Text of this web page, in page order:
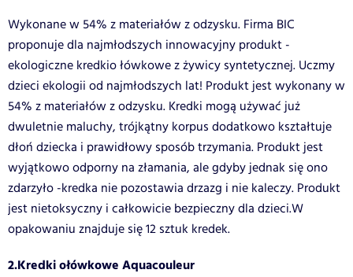
Wykonane w 54% z materiałów z odzysku. Firma BIC
proponuje dla najmłodszych innowacyjny produkt -
ekologiczne kredkio łówkowe z żywicy syntetycznej. Uczmy
dzieci ekologii od najmłodszych lat! Produkt jest wykonany w
54% z materiałów z odzysku. Kredki mogą używać już
dwuletnie maluchy, trójkątny korpus dodatkowo kształtuje
dłoń dziecka i prawidłowy sposób trzymania. Produkt jest
wyjątkowo odporny na złamania, ale gdyby jednak się ono
zdarzyło -kredka nie pozostawia drzazg i nie kaleczy. Produkt
jest nietoksyczny i całkowicie bezpieczny dla dzieci.W
opakowaniu znajduje się 12 sztuk kredek.
2.Kredki ołówkowe Aquacouleur